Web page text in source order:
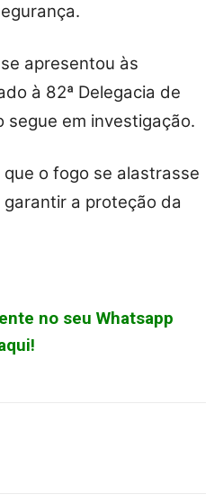
apresentou às
à 82ª Delegacia de
segue em investigação.
o fogo se alastrasse
a proteção da
no seu Whatsapp